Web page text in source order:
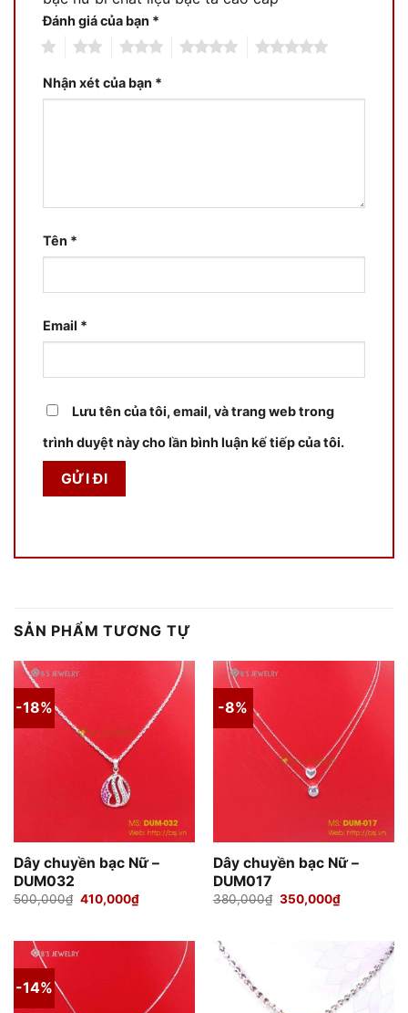
Đánh giá của bạn *
Nhận xét của bạn *
Tên *
Email *
Lưu tên của tôi, email, và trang web trong
trình duyệt này cho lần bình luận kế tiếp của tôi.
SẢN PHẨM TƯƠNG TỰ
-18%
Dây chuyền bạc Nữ –
DUM032
500,000₫ Giá
410,000₫Giá
hiện
410,000₫.
-8%
Dây chuyền bạc Nữ –
DUM017
380,000₫ Giá
350,000₫Giá
hiện
350,000₫.
-14%